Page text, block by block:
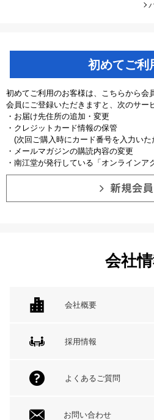
初めてご利
初めてご利用のお客様は、こちらから会
会員にご登録いただきますと、次のサー
・お届け先住所の追加・変更
・クレジットカード情報の保管
(次回ご購入時にカード番号を入力いた
・メールマガジンの購読内容の変更
・南江堂が発行している「オンライン
会社
会社概要
採用情報
よくあるご質問
お問い合わせ